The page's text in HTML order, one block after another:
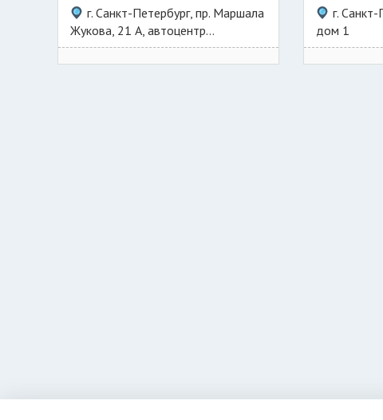
г. Санкт-Петербург, пр. Маршала
Жукова, 21 А, автоцентр...
г.
дом 1